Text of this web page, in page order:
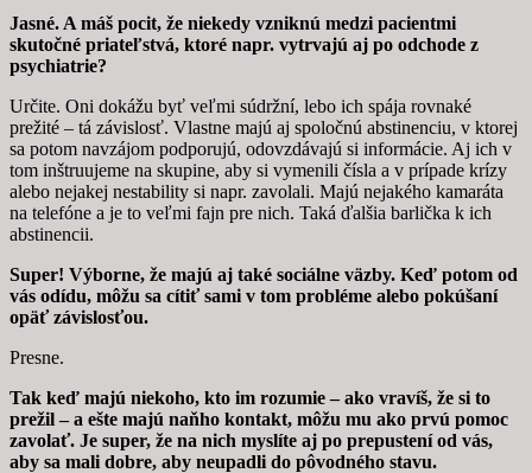
Jasné. A máš pocit, že niekedy vzniknú medzi pacientmi
skutočné priateľstvá, ktoré napr. vytrvajú aj po odchode z
psychiatrie?
Určite. Oni dokážu byť veľmi súdržní, lebo ich spája rovnaké
prežité – tá závislosť. Vlastne majú aj spoločnú abstinenciu, v ktorej
sa potom navzájom podporujú, odovzdávajú si informácie. Aj ich v
tom inštruujeme na skupine, aby si vymenili čísla a v prípade krízy
alebo nejakej nestability si napr. zavolali. Majú nejakého kamaráta
na telefóne a je to veľmi fajn pre nich. Taká ďalšia barlička k ich
abstinencii.
Super! Výborne, že majú aj také sociálne väzby. Keď potom od
vás odídu, môžu sa cítiť sami v tom probléme alebo pokúšaní
opäť závislosťou.
Presne.
Tak keď majú niekoho, kto im rozumie – ako vravíš, že si to
prežil – a ešte majú naňho kontakt, môžu mu ako prvú pomoc
zavolať. Je super, že na nich myslíte aj po prepustení od vás,
aby sa mali dobre, aby neupadli do pôvodného stavu.